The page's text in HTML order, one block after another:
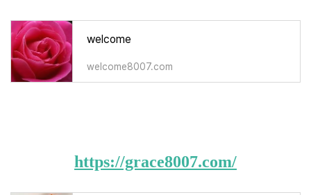
welcome
welcome8007.com
https://grace8007.com/